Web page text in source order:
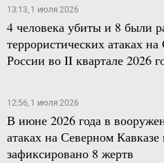
13:13, 1 июля 2026
4 человека убиты и 8 были
террористических атаках
России во II квартале 2026
12:56, 1 июля 2026
В июне 2026 года в
атаках на Северном
зафиксировано 8 жертв